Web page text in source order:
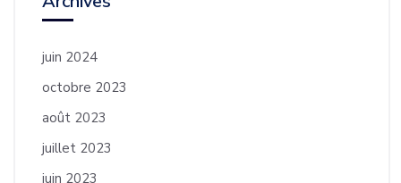
juin 2024
octobre 2023
août 2023
juillet 2023
juin 2023